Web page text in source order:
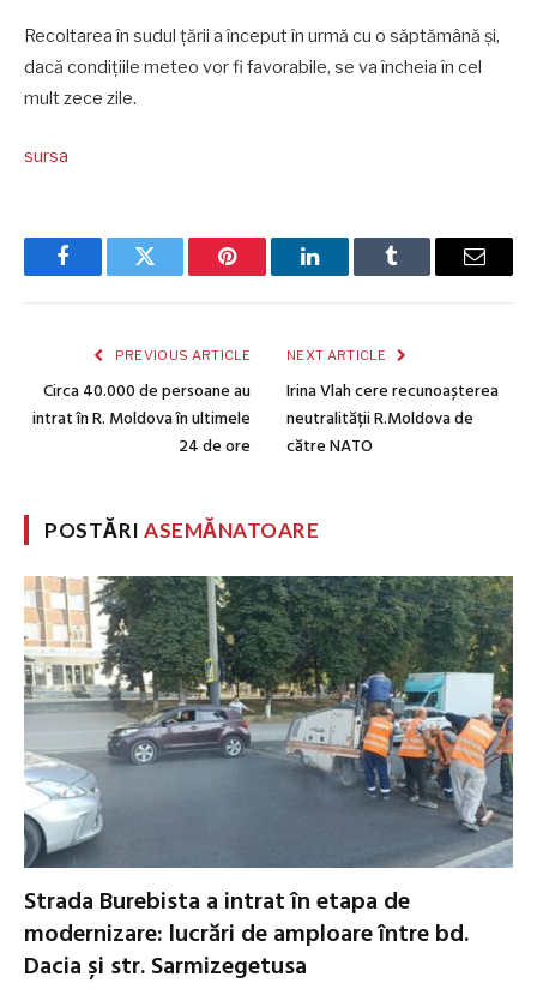
Recoltarea în sudul țării a început în urmă cu o săptămână și,
dacă condițiile meteo vor fi favorabile, se va încheia în cel
mult zece zile.
sursa
FacebookTwitter Pinterest LinkedInTumblr Email
PREVIOUS ARTICLE
Circa 40.000 de persoane au
intrat în R. Moldova în ultimele
24 de ore
NEXT ARTICLE
Irina Vlah cere recunoașterea
neutralității R.Moldova de
către NATO
POSTĂRIASEMĂNATOARE
Strada Burebista a intrat în etapa de
modernizare: lucrări de amploare între bd.
Dacia și str. Sarmizegetusa